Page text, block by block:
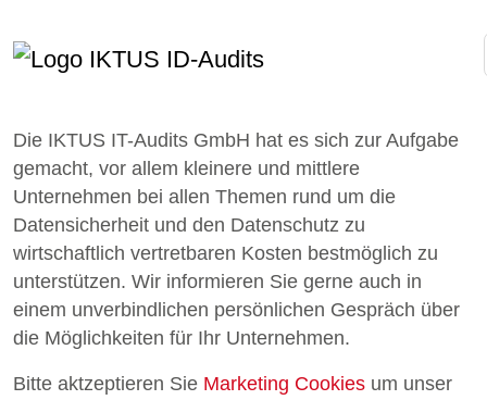
UNTERNEHMENSPHILOSOPHIE
Die IKTUS IT-Audits GmbH hat es sich zur Aufgabe
gemacht, vor allem kleinere und mittlere
Unternehmen bei allen Themen rund um die
Datensicherheit und den Datenschutz zu
wirtschaftlich vertretbaren Kosten bestmöglich zu
unterstützen. Wir informieren Sie gerne auch in
einem unverbindlichen persönlichen Gespräch über
die Möglichkeiten für Ihr Unternehmen.
Bitte aktzeptieren Sie Marketing Cookies um unser